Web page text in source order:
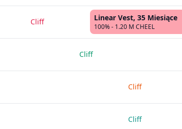
Cliff Linear Vest, 35 Miesiące
100% - 1.20 M CHEEL
Cliff
Cliff
Cliff